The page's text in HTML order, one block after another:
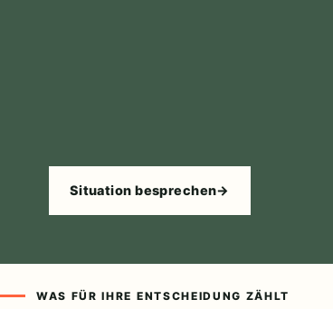
Situation besprechen→
WAS FÜR IHRE ENTSCHEIDUNG ZÄHLT